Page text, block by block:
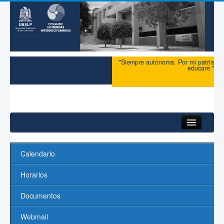
"Siempre autónoma. Por mi patria
educaré."
Acerca del PCI
Maestría
Doctorado
Profesores
Calendario
Horarios
Documentos
Webmail